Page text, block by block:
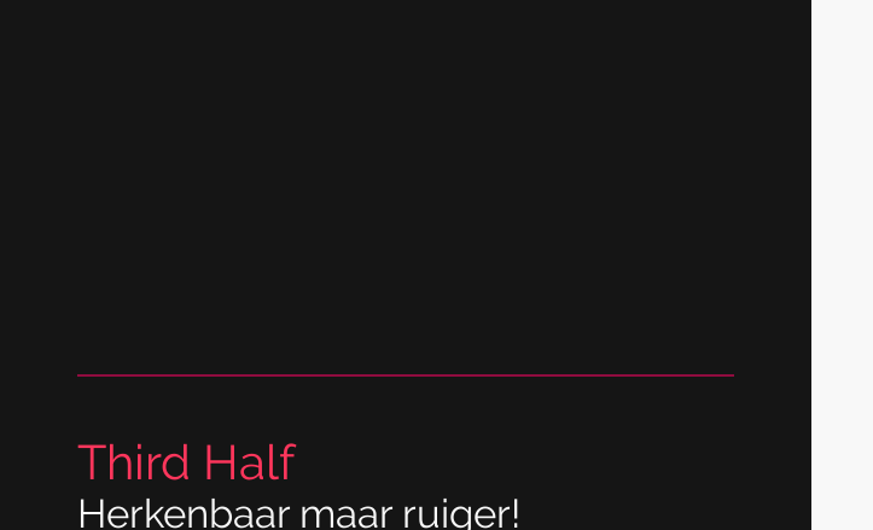
Third Half
Herkenbaar maar ruiger!